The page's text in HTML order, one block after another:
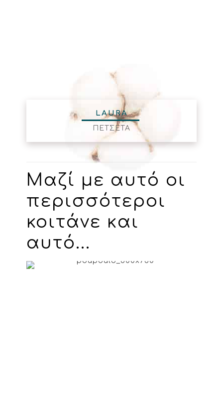
LAURA
ΠΕΤΣΕΤΑ
Μαζί με αυτό οι
περισσότεροι
κοιτάνε και
αυτό...